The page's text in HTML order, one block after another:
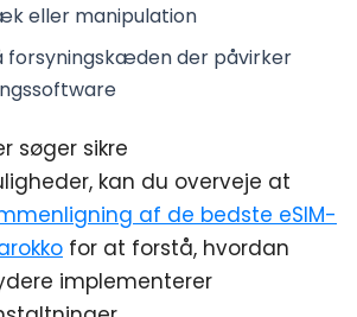
eller manipulation
forsyningskædender påvirker
søger sikre
kan du overveje at
af de bedste eSIM-
for at forstå, hvordan
implementerer